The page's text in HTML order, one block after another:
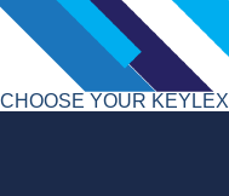
CHOOSE YOUR KEYLEX